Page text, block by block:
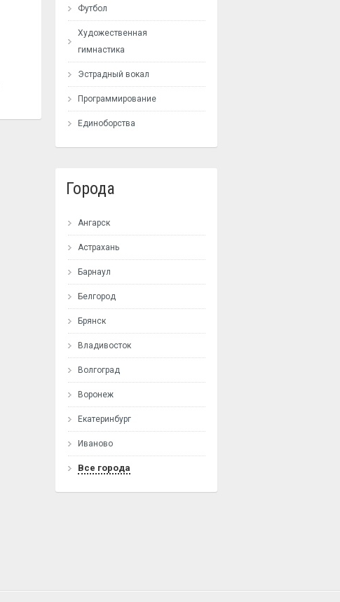
Футбол
Художественная
гимнастика
Эстрадный вокал
Программирование
Единоборства
Города
Ангарск
Астрахань
Барнаул
Белгород
Брянск
Владивосток
Волгоград
Воронеж
Екатеринбург
Иваново
Все города